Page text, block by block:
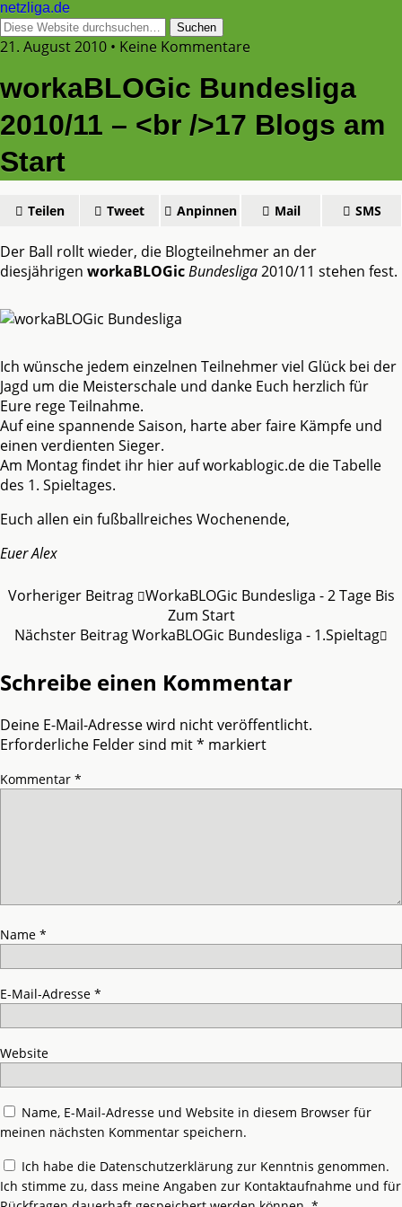
netzliga.de
21. August 2010 • Keine Kommentare
workaBLOGic Bundesliga
2010/11 – <br />17 Blogs am
Start
Teilen Tweet Anpinnen Mail SMS
Der Ball rollt wieder, die Blogteilnehmer an der
diesjährigen workaBLOGicBundesliga2010/11 stehen fest.
Ich wünsche jedem einzelnen Teilnehmer viel Glück bei der
Jagd um die Meisterschale und danke Euch herzlich für
Eure rege Teilnahme.
Auf eine spannende Saison, harte aber faire Kämpfe und
einen verdienten Sieger.
Am Montag findet ihr hier auf workablogic.de die Tabelle
des 1. Spieltages.
Euch allen ein fußballreiches Wochenende,
Euer Alex
Vorheriger Beitrag WorkaBLOGic Bundesliga - 2 Tage Bis
Zum Start
Nächster BeitragWorkaBLOGic Bundesliga - 1.Spieltag
Schreibe einen Kommentar
Deine E-Mail-Adresse wird nicht veröffentlicht.
Erforderliche Felder sind mit* markiert
Kommentar *
Name *
E-Mail-Adresse *
Website
Name, E-Mail-Adresse und Website in diesem Browser für
meinen nächsten Kommentar speichern.
Ich habe die Datenschutzerklärung zur Kenntnis genommen.
Ich stimme zu, dass meine Angaben zur Kontaktaufnahme und für